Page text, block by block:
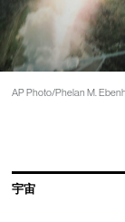
AP Photo/Phelan M.
宇宙